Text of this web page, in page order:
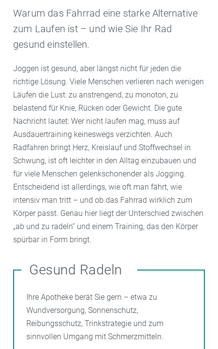
Warum das Fahrrad eine starke Alternative
zum Laufen ist – und wie Sie Ihr Rad
gesund einstellen.
Joggen ist gesund, aber längst nicht für jeden die
richtige Lösung. Viele Menschen verlieren nach wenigen
Läufen die Lust: zu anstrengend, zu monoton, zu
belastend für Knie, Rücken oder Gewicht. Die gute
Nachricht lautet: Wer nicht laufen mag, muss auf
Ausdauertraining keineswegs verzichten. Auch
Radfahren bringt Herz, Kreislauf und Stoffwechsel in
Schwung, ist oft leichter in den Alltag einzubauen und
für viele Menschen gelenkschonender als Jogging.
Entscheidend ist allerdings, wie oft man fährt, wie
intensiv man tritt – und ob das Fahrrad wirklich zum
Körper passt. Genau hier liegt der Unterschied zwischen
„ab und zu radeln“ und einem Training, das den Körper
spürbar in Form bringt.
Gesund Radeln
Ihre Apotheke berät Sie gern – etwa zu
Wundversorgung, Sonnenschutz,
Reibungsschutz, Trinkstrategie und zum
sinnvollen Umgang mit Schmerzmitteln.